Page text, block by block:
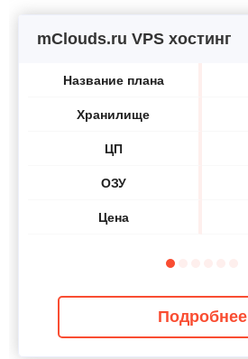
mClouds.ru VPS хостинг
Название плана
Хранилище
ЦП
ОЗУ
Цена
Подробнее